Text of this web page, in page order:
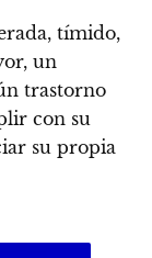
tímido,
un
trastorno
con su
su propia